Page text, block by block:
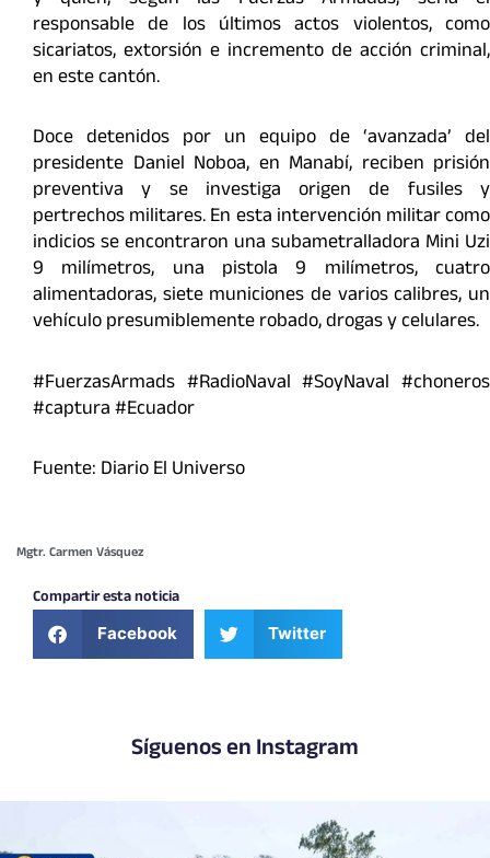
responsable de los últimos actos violentos, como
sicariatos, extorsión e incremento de acción criminal,
en este cantón.
Doce detenidos por un equipo de ‘avanzada’ del
presidente Daniel Noboa, en Manabí, reciben prisión
preventiva y se investiga origen de fusiles y
pertrechos militares. En esta intervención militar como
indicios se encontraron una subametralladora Mini Uzi
9 milímetros, una pistola 9 milímetros, cuatro
alimentadoras, siete municiones de varios calibres, un
vehículo presumiblemente robado, drogas y celulares.
#FuerzasArmads #RadioNaval #SoyNaval #choneros
#captura #Ecuador
Fuente: Diario El Universo
Mgtr. Carmen Vásquez
Compartir esta noticia
Facebook Twitter
Síguenos en Instagram